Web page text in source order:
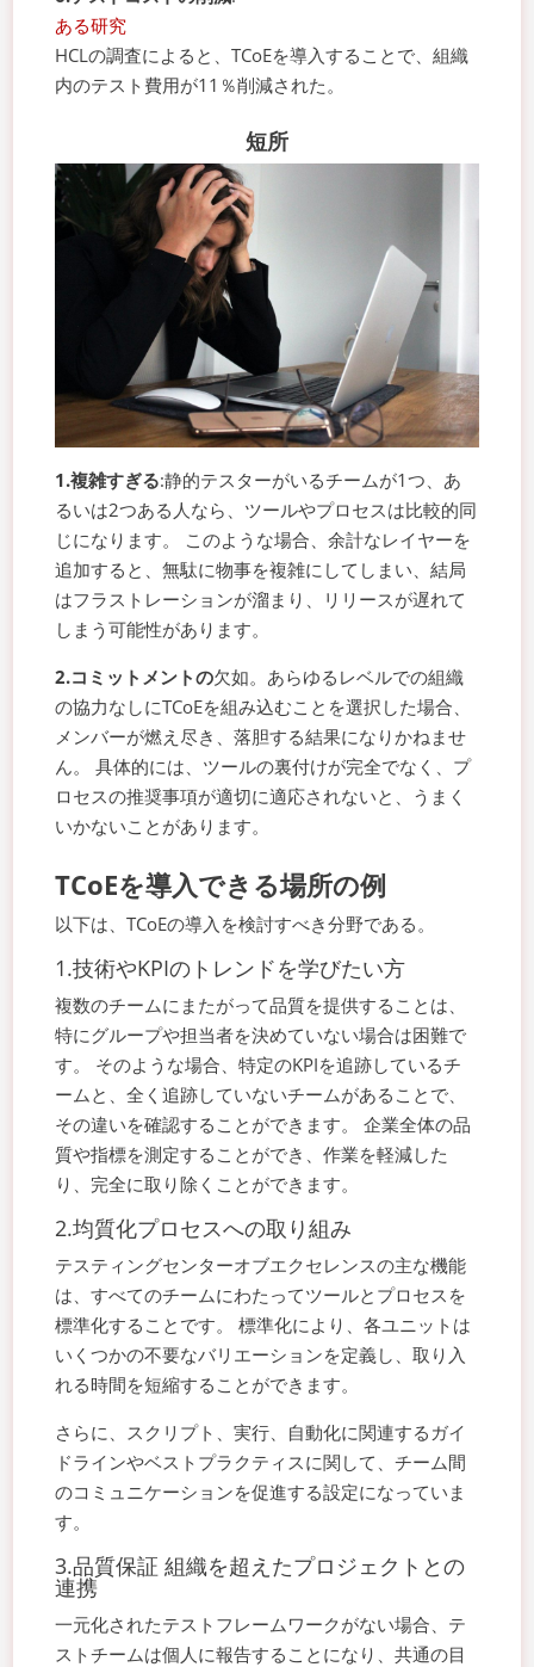
ある研究
HCLの調査によると、TCoEを導入することで、組織
内のテスト費用が11％削減された。
短所
1.複雑すぎる:静的テスターがいるチームが1つ、あ
るいは2つある人なら、ツールやプロセスは比較的同
じになります。 このような場合、余計なレイヤーを
追加すると、無駄に物事を複雑にしてしまい、結局
はフラストレーションが溜まり、リリースが遅れて
しまう可能性があります。
2.コミットメントの欠如。あらゆるレベルでの組織
の協力なしにTCoEを組み込むことを選択した場合、
メンバーが燃え尽き、落胆する結果になりかねませ
ん。 具体的には、ツールの裏付けが完全でなく、プ
ロセスの推奨事項が適切に適応されないと、うまく
いかないことがあります。
TCoEを導入できる場所の例
以下は、TCoEの導入を検討すべき分野である。
1.技術やKPIのトレンドを学びたい方
複数のチームにまたがって品質を提供することは、
特にグループや担当者を決めていない場合は困難で
す。 そのような場合、特定のKPIを追跡しているチ
ームと、全く追跡していないチームがあることで、
その違いを確認することができます。 企業全体の品
質や指標を測定することができ、作業を軽減した
り、完全に取り除くことができます。
2.均質化プロセスへの取り組み
テスティングセンターオブエクセレンスの主な機能
は、すべてのチームにわたってツールとプロセスを
標準化することです。 標準化により、各ユニットは
いくつかの不要なバリエーションを定義し、取り入
れる時間を短縮することができます。
さらに、スクリプト、実行、自動化に関連するガイ
ドラインやベストプラクティスに関して、チーム間
のコミュニケーションを促進する設定になっていま
す。
3.品質保証 組織を超えたプロジェクトとの
連携
一元化されたテストフレームワークがない場合、テ
ストチームは個人に報告することになり、共通の目